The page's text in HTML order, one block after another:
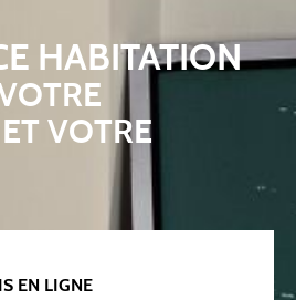
HABITATION
VOTRE
EN LIGNE